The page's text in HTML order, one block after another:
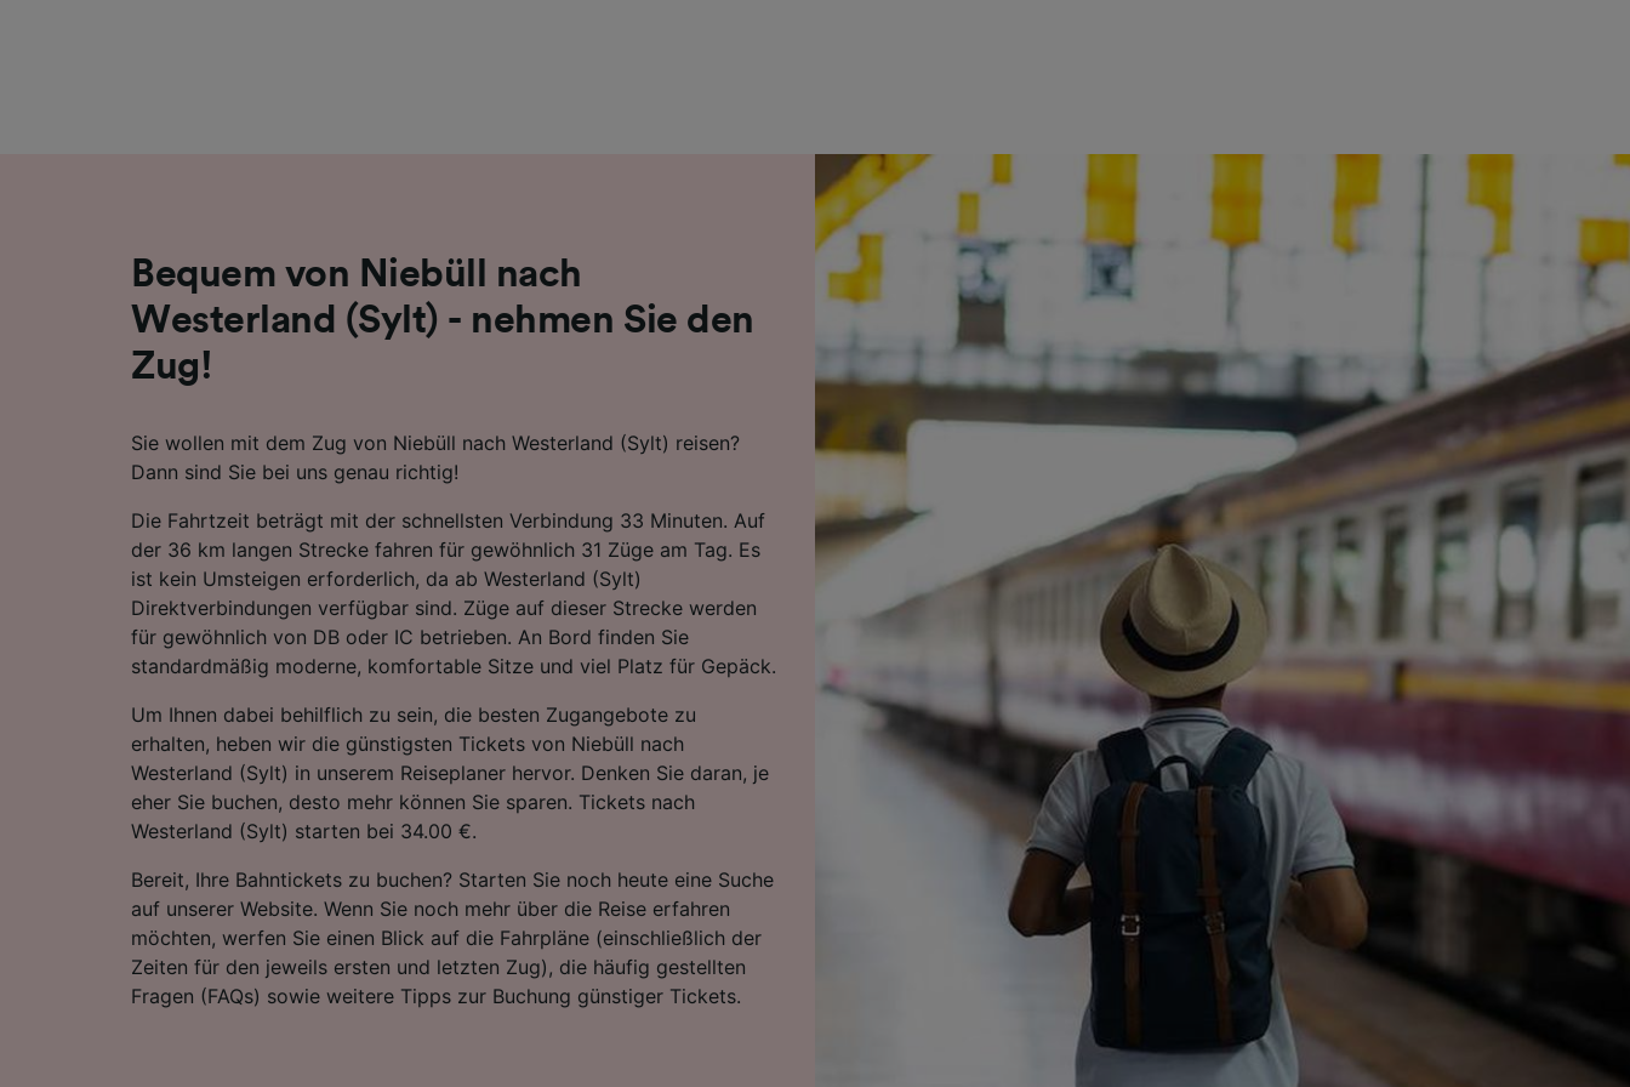
Bequem von Niebüll nach
Westerland (Sylt) - nehmen Sie den
Zug!
Sie wollen mit dem Zug von Niebüll nach Westerland (Sylt) reisen?
Dann sind Sie bei uns genau richtig!
Die Fahrtzeit beträgt mit der schnellsten Verbindung 33 Minuten. Auf
der 36 km langen Strecke fahren für gewöhnlich 31 Züge am Tag. Es
ist kein Umsteigen erforderlich, da ab Westerland (Sylt)
Direktverbindungen verfügbar sind. Züge auf dieser Strecke werden
für gewöhnlich von DB oder IC betrieben. An Bord finden Sie
standardmäßig moderne, komfortable Sitze und viel Platz für Gepäck.
Um Ihnen dabei behilflich zu sein, die besten Zugangebote zu
erhalten, heben wir die günstigsten Tickets von Niebüll nach
Westerland (Sylt) in unserem Reiseplaner hervor. Denken Sie daran, je
eher Sie buchen, desto mehr können Sie sparen. Tickets nach
Westerland (Sylt) starten bei 34.00 €.
Bereit, Ihre Bahntickets zu buchen? Starten Sie noch heute eine Suche
auf unserer Website. Wenn Sie noch mehr über die Reise erfahren
möchten, werfen Sie einen Blick auf die Fahrpläne (einschließlich der
Zeiten für den jeweils ersten und letzten Zug), die häufig gestellten
Fragen (FAQs) sowie weitere Tipps zur Buchung günstiger Tickets.